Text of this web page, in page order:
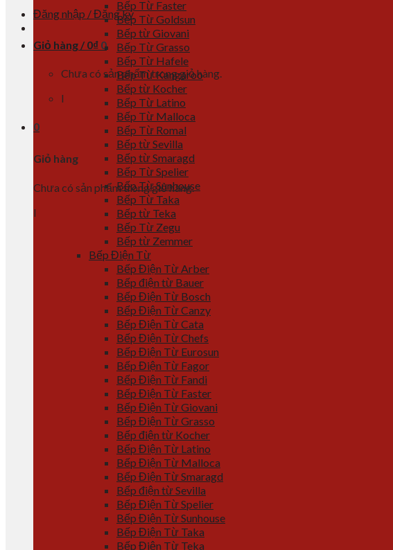
Đăng nhập / Đăng ký
Giỏ hàng / 0₫ 0
Chưa có sản phẩm trong giỏ hàng.
l
0
Giỏ hàng
Chưa có sản phẩm trong giỏ hàng.
l
Bếp Từ Faster
Bếp Từ Goldsun
Bếp từ Giovani
Bếp Từ Grasso
Bếp Từ Hafele
Bếp Từ Kangaroo
Bếp từ Kocher
Bếp Từ Latino
Bếp Từ Malloca
Bếp Từ Romal
Bếp từ Sevilla
Bếp từ Smaragd
Bếp Từ Spelier
Bếp Từ Sunhouse
Bếp Từ Taka
Bếp từ Teka
Bếp Từ Zegu
Bếp từ Zemmer
Bếp Điện Từ
Bếp Điện Từ Arber
Bếp điện từ Bauer
Bếp Điện Từ Bosch
Bếp Điện Từ Canzy
Bếp Điện Từ Cata
Bếp Điện Từ Chefs
Bếp Điện Từ Eurosun
Bếp Điện Từ Fagor
Bếp Điện Từ Fandi
Bếp Điện Từ Faster
Bếp Điện Từ Giovani
Bếp Điện Từ Grasso
Bếp điện từ Kocher
Bếp Điện Từ Latino
Bếp Điện Từ Malloca
Bếp Điện Từ Smaragd
Bếp điện từ Sevilla
Bếp Điện Từ Spelier
Bếp Điện Từ Sunhouse
Bếp Điện Từ Taka
Bếp Điện Từ Teka